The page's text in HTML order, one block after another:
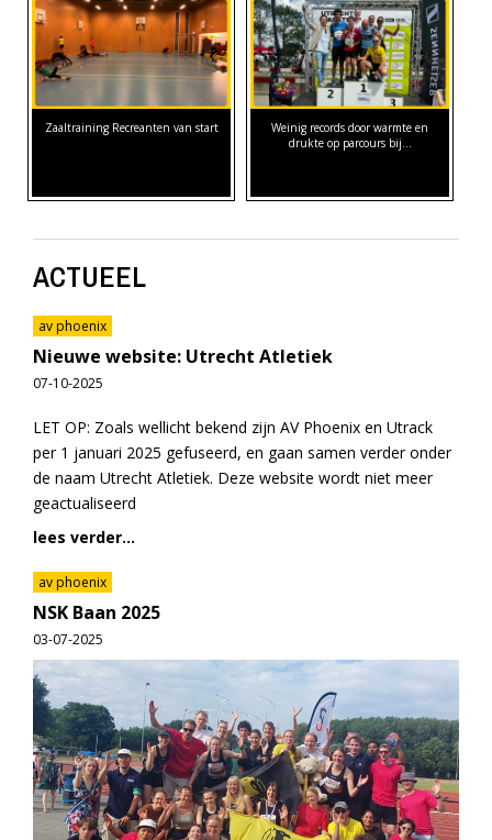
Zaaltraining Recreanten van start
Weinig records door warmte en
drukte op parcours bij…
ACTUEEL
av phoenix
Nieuwe website: Utrecht Atletiek
07-10-2025
LET OP: Zoals wellicht bekend zijn AV Phoenix en Utrack
per 1 januari 2025 gefuseerd, en gaan samen verder onder
de naam Utrecht Atletiek. Deze website wordt niet meer
geactualiseerd
lees verder...
av phoenix
NSK Baan 2025
03-07-2025